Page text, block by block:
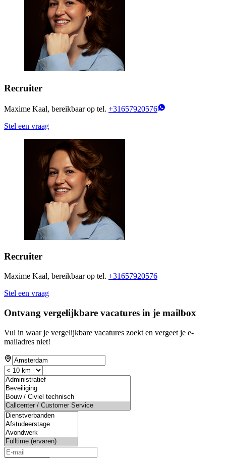
Recruiter
Maxime Kaal, bereikbaar op tel. +31657920576
Stel een vraag
Recruiter
Maxime Kaal, bereikbaar op tel. +31657920576
Stel een vraag
Ontvang vergelijkbare vacatures in je mailbox
Vul in waar je vergelijkbare vacatures zoekt en vergeet je e-
mailadres niet!